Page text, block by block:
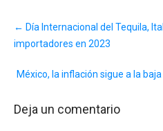
navigation
← Día Internacional del Tequila,
importadores en 2023
México, la inflación sigue a la
Deja un comentario